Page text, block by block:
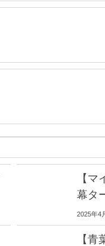
【
幕タ
2025年4
【